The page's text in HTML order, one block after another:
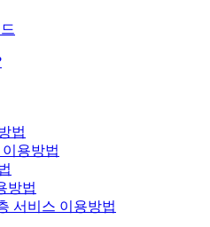
법
용방법
방법
서비스 이용방법